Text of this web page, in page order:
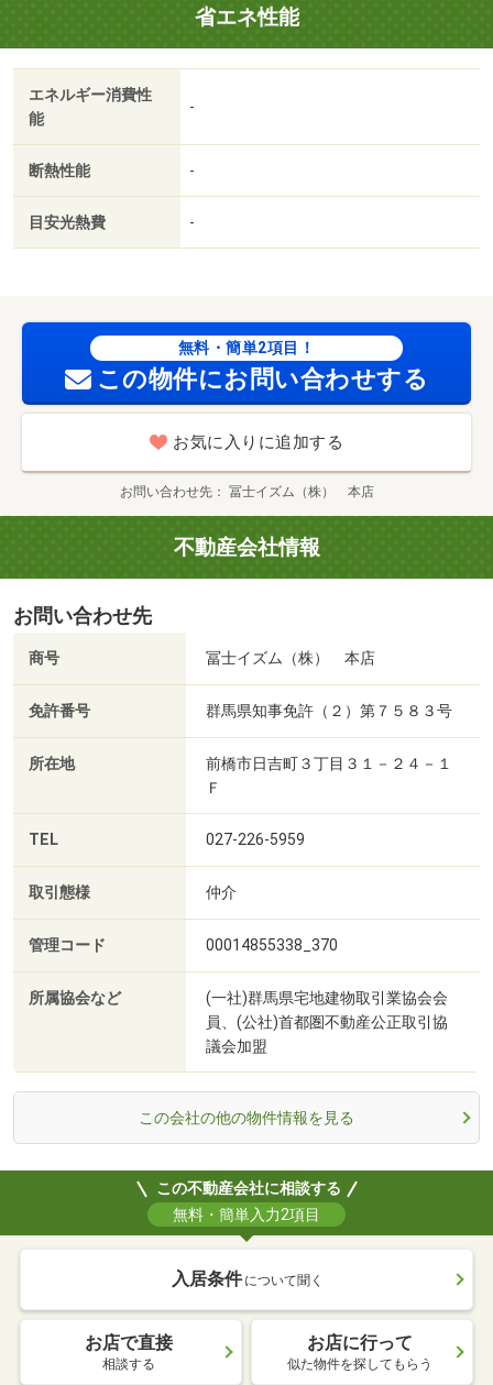
省エネ性能
エネルギー消費性
能
-
断熱性能 -
目安光熱費 -
無料・簡単2項目！
この物件にお問い合わせする
お気に入りに追加する
お問い合わせ先 冨士イズム（株） 本店
不動産会社情報
お問い合わせ先
商号 冨士イズム（株） 本店
免許番号 群馬県知事免許（２）第７５８３号
所在地
前橋市日吉町３丁目３１－２４－１
Ｆ
TEL 027-226-5959
取引態様 仲介
管理コード 00014855338_370
所属協会など
(一社)群馬県宅地建物取引業協会会
員、(公社)首都圏不動産公正取引協
議会加盟
この会社の他の物件情報を見る
この不動産会社に相談する
無料・簡単入力2項目
入居条件 について聞く
お店で直接
相談する
お店に行って
似た物件を探してもらう